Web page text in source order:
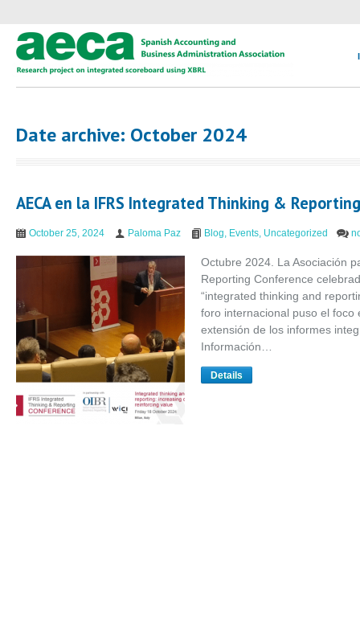
Date archive: October 2024
AECA en la IFRS Integrated Thinking &
October 25, 2024 Paloma Paz Blog, Events, Uncategorized
Octubre 2024. La Asociación
Reporting Conference
“integrated thinking and
foro internacional puso el foco
extensión de los informes
Información…
Details